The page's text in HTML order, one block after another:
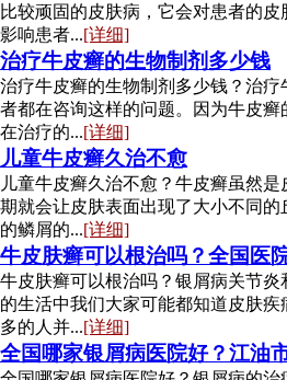
比较顽固的皮肤病，它会对患者的
影响患者...[详细]
治疗牛皮癣的生物制剂多少钱
治疗牛皮癣的生物制剂多少钱？治
者都在咨询这样的问题。因为牛皮癣
在治疗的...[详细]
儿童牛皮癣久治不愈
儿童牛皮癣久治不愈？牛皮癣虽然
期就会让皮肤表面出现了大小不同
的鳞屑的...[详细]
牛皮肤癣可以根治吗？全国医
牛皮肤癣可以根治吗？银屑病关节
的生活中我们大家可能都知道皮肤
多的人并...[详细]
全国哪家银屑病医院好？江油